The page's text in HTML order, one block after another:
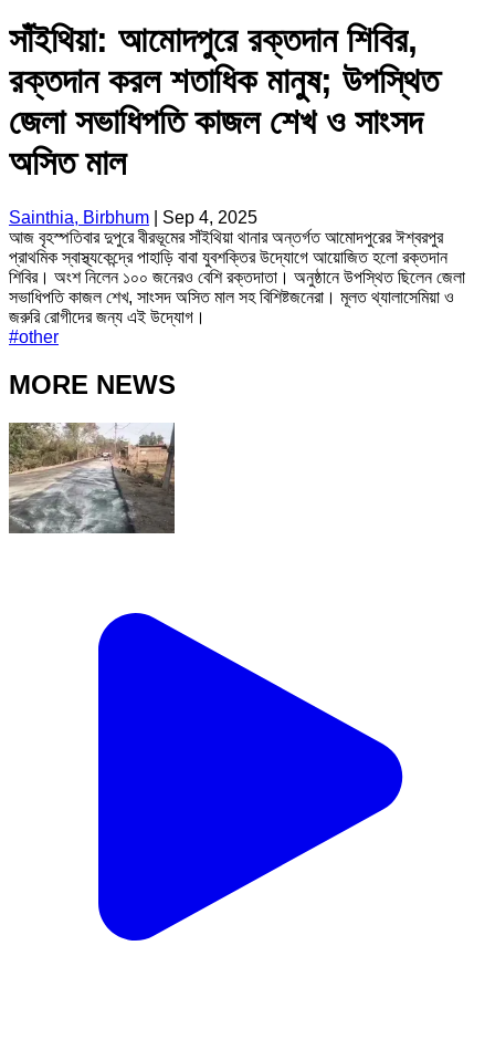
সাঁইথিয়া: আমোদপুরে রক্তদান শিবির,
রক্তদান করল শতাধিক মানুষ; উপস্থিত
জেলা সভাধিপতি কাজল শেখ ও সাংসদ
অসিত মাল
Sainthia, Birbhum
Sep 4, 2025
আজ বৃহস্পতিবার দুপুরে বীরভূমের সাঁইথিয়া থানার অন্তর্গত আমোদপুরের ঈশ্বরপুর
প্রাথমিক স্বাস্থ্যকেন্দ্রে পাহাড়ি বাবা যুবশক্তির উদ্যোগে আয়োজিত হলো রক্তদান
শিবির। অংশ নিলেন ১০০ জনেরও বেশি রক্তদাতা। অনুষ্ঠানে উপস্থিত ছিলেন জেলা
সভাধিপতি কাজল শেখ, সাংসদ অসিত মাল সহ বিশিষ্টজনেরা। মূলত থ্যালাসেমিয়া ও
জরুরি রোগীদের জন্য এই উদ্যোগ।
#other
MORE NEWS